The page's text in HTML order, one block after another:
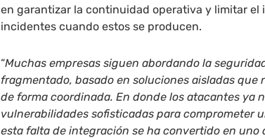
en garantizar la continuidad operativa y limitar el
incidentes cuando estos se producen.
“Muchas empresas siguen abordando la
fragmentado, basado en soluciones aisladas que
de forma coordinada. En donde los atacantes ya
vulnerabilidades sofisticadas para comprometer
esta falta de integración se ha convertido en uno